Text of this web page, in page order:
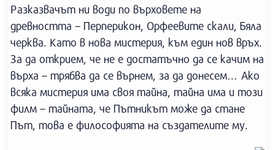
Разказвачът ни води по върховете на
древността – Перперикон, Орфеевите скали, Бяла
черква. Като в нова мистерия, към един нов връх.
За да открием, че не е достатъчно да се качим на
върха – трябва да се върнем, за да донесем… Ако
всяка мистерия има своя тайна, тайна има и този
филм – тайната, че Пътникът може да стане
Път, това е философията на създателите му.